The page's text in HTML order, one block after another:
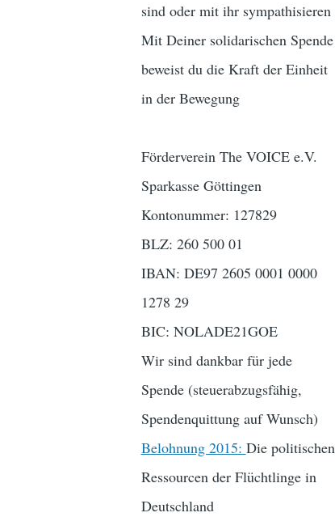
sind oder mit ihr sympathisieren
Mit Deiner solidarischen Spende
beweist du die Kraft der Einheit
in der Bewegung
Förderverein The VOICE e.V.
Sparkasse Göttingen
Kontonummer: 127829
BLZ: 260 500 01
IBAN: DE97 2605 0001 0000
1278 29
BIC: NOLADE21GOE
Wir sind dankbar für jede
Spende (steuerabzugsfähig,
Spendenquittung auf Wunsch)
Belohnung 2015: Die politischen
Ressourcen der Flüchtlinge in
Deutschland